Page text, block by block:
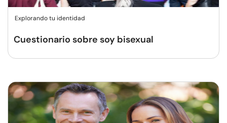
Explorando tu identidad
Cuestionario sobre soy bisexual